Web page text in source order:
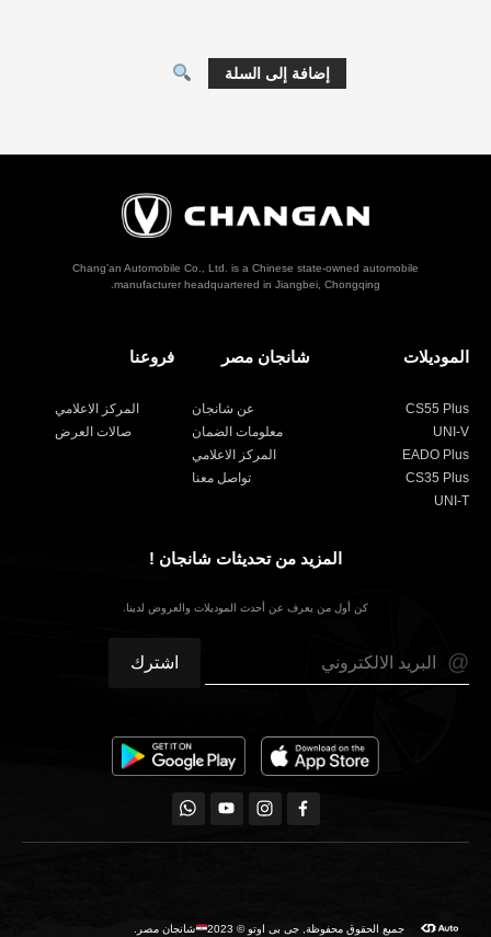
إضافة إلى السلة
Chang’an Automobile Co., Ltd. is a Chinese state-owned automobile
manufacturer headquartered in Jiangbei, Chongqing.
الموديلات
CS55 Plus
UNI-V
EADO Plus
CS35 Plus
UNI-T
شانجان مصر
عن شانجان
معلومات الضمان
المركز الاعلامي
تواصل معنا
فروعنا
المركز الاعلامي
صالات العرض
المزيد من تحديثات شانجان !
كن أول من يعرف عن أحدث الموديلات والعروض لدينا.
جميع الحقوق محفوظة, جى بى اوتو © 2023 شانجان مصر.